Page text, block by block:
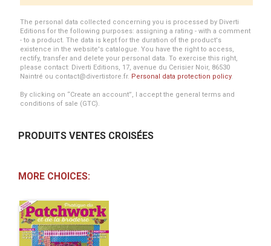
The personal data collected concerning you is processed by Diverti
Editions for the following purposes: assigning a rating - with a comment
- to a product. The data is kept for the duration of the product's
existence in the website's catalogue. You have the right to access,
rectify, transfer and delete your personal data. To exercise this right,
please contact: Diverti Editions, 17, avenue du Cerisier Noir, 86530
Naintré ou contact@divertistore.fr. Personal data protection policy.
By clicking on “Create an account”, I accept the general terms and
conditions of sale (GTC).
PRODUITS VENTES CROISÉES
MORE CHOICES: